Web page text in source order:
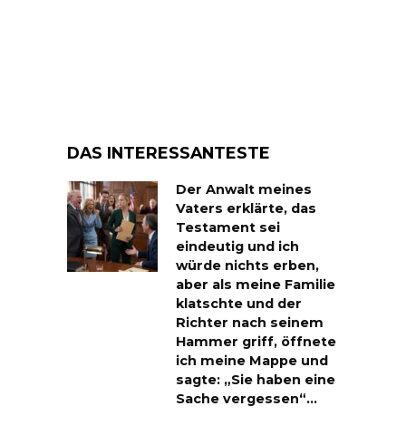
DAS INTERESSANTESTE
Der Anwalt meines
Vaters erklärte, das
Testament sei
eindeutig und ich
würde nichts erben,
aber als meine Familie
klatschte und der
Richter nach seinem
Hammer griff, öffnete
ich meine Mappe und
sagte: „Sie haben eine
Sache vergessen“…